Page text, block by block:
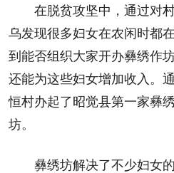
在脱贫攻坚中，通过对
乌发现很多妇女在农闲时都
到能否组织大家开办彝绣作
还能为这些妇女增加收入。
恒村办起了昭觉县第一家
坊。
彝绣坊解决了不少妇女